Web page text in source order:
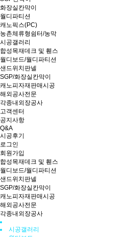
화장실칸막이
월디파티션
캐노픽스(PC)
농촌체류형쉼터/농막
시공갤러리
합성목재데크 및 휀스
월디보드/월디파티션
샌드위치판넬
SGP/화장실칸막이
캐노피자재판매시공
해외공사전문
각종내외장공사
고객센터
공지사항
Q&A
시공후기
로그인
회원가입
합성목재데크 및 휀스
월디보드/월디파티션
샌드위치판넬
SGP/화장실칸막이
캐노피자재판매시공
해외공사전문
각종내외장공사
시공갤러리